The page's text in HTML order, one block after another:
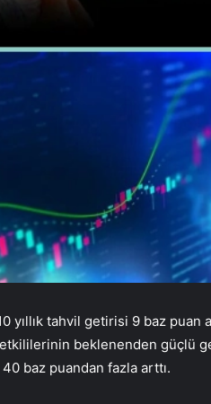
yıllık tahvil getirisi 9 baz puan
beklenenden güçlü
baz puandan fazla arttı.